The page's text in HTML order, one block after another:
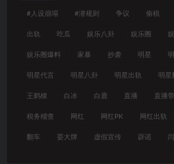
#人设崩塌 #潜规则 争议 偷税
出轨 吃瓜 娱乐八卦 娱乐圈
娱乐圈爆料 家暴 抄袭 明星
明星代言 明星八卦 明星出轨 明星
王鹤棣 白冰 白鹿 直播 直播
税务稽查 网红 网红PK 网红出轨
翻车 耍大牌 虚假宣传 辟谣